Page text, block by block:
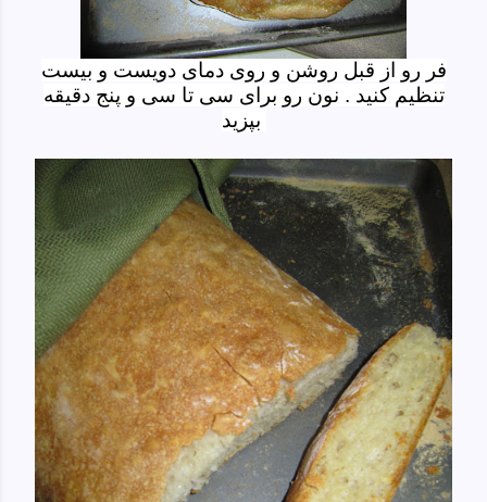
فر رو از قبل روشن و روی دمای دویست و بیست
تنظیم کنید . نون رو برای سی تا سی و پنج دقیقه